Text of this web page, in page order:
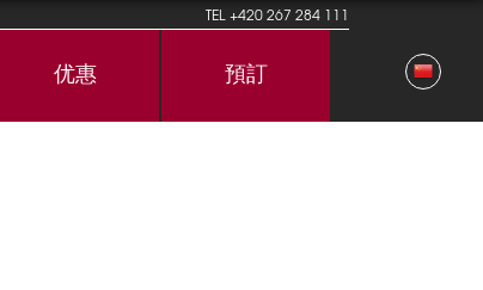
TEL+420 267 284 111
优惠 預訂